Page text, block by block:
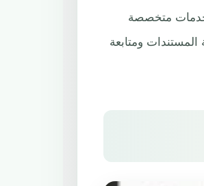
خدمات متخصصة
المستندات ومتابعة